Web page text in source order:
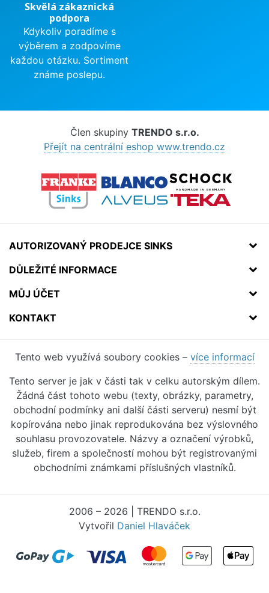
Skvělá zákaznická
podpora
Kdykoliv poradíme s
výběrem a zodpovíme
každou otázku. Sortiment
známe poslepu.
Člen skupiny TRENDO s.r.o.
Přejít na centrální eshop www.trendo.cz
AUTORIZOVANÝ PRODEJCE SINKS
DŮLEŽITÉ INFORMACE
MŮJ ÚČET
KONTAKT
Tento web využívá soubory cookies – více informací
Tento server je jak v části tak v celku autorským dílem.
Žádná část tohoto webu (texty, obrázky, parametry,
obchodní podmínky ani další části serveru) nesmí být
kopírována nebo jinak reprodukována bez výslovného
souhlasu provozovatele. Názvy a označení výrobků,
služeb, firem a společností mohou být registrovanými
obchodními známkami příslušných vlastníků.
2006 – 2026 | TRENDO s.r.o.
Vytvořil Daniel Hlaváček